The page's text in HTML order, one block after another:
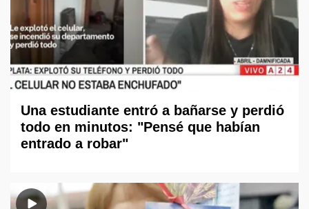
Una estudiante entró a bañarse y perdió
todo en minutos: "Pensé que habían
entrado a robar"